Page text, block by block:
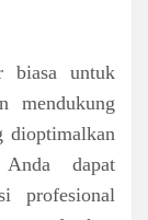
biasa untuk
mendukung
dioptimalkan
dapat
profesional